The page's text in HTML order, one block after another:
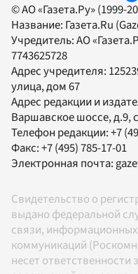
© АО «Газета.Ру» (1999-
Название: Газета.Ru
Учредитель:АО
7743625728
Адрес учредителя:
улица, дом 67
Адрес редакции и
Варшавское шоссе, д.9,
Телефон редакции:+7
Факс:+7 (495) 785-17-01
Электронная почта:
Свидетельство о
выдано федеральной
связи,
коммуникаций
несет